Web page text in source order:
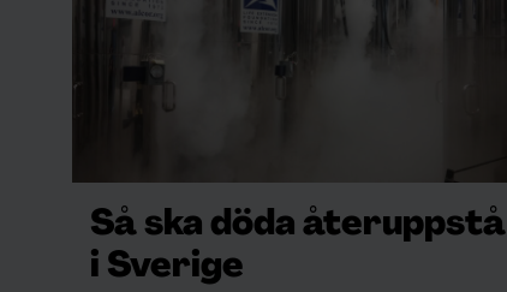
Så ska döda återuppstå
i Sverige